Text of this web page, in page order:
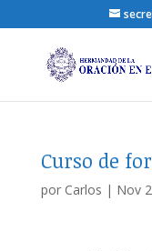
Curso de
por Carlos | Nov